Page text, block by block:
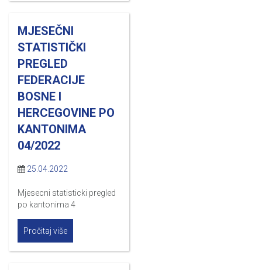
MJESEČNI
STATISTIČKI
PREGLED
FEDERACIJE
BOSNE I
HERCEGOVINE PO
KANTONIMA
04/2022
25.04.2022
Mjesecni statisticki pregled
po kantonima 4
Pročitaj više